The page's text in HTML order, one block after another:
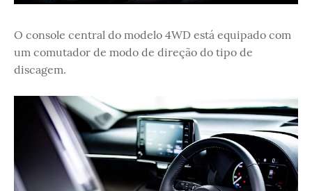
O console central do modelo 4WD está equipado com
um comutador de modo de direção do tipo de
discagem.